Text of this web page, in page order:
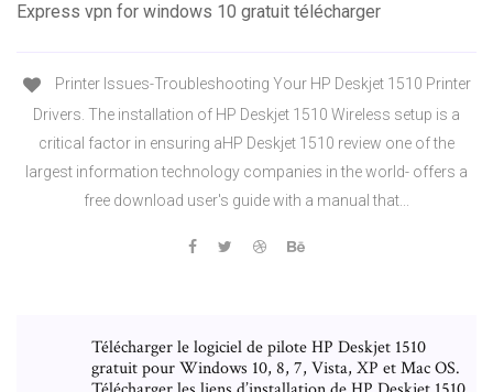
Express vpn for windows 10 gratuit télécharger
Printer Issues-Troubleshooting Your HP Deskjet 1510 Printer
Drivers. The installation of HP Deskjet 1510 Wireless setup is a
critical factor in ensuring aHP Deskjet 1510 review one of the
largest information technology companies in the world- offers a
free download user's guide with a manual that...
Télécharger le logiciel de pilote HP Deskjet 1510
gratuit pour Windows 10, 8, 7, Vista, XP et Mac OS.